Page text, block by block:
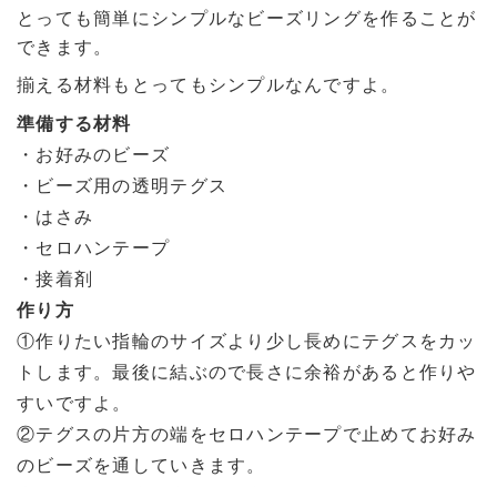
とっても簡単にシンプルなビーズリングを作ることが
できます。
揃える材料もとってもシンプルなんですよ。
準備する材料
・お好みのビーズ
・ビーズ用の透明テグス
・はさみ
・セロハンテープ
・接着剤
作り方
①作りたい指輪のサイズより少し長めにテグスをカッ
トします。最後に結ぶので長さに余裕があると作りや
すいですよ。
②テグスの片方の端をセロハンテープで止めてお好み
のビーズを通していきます。